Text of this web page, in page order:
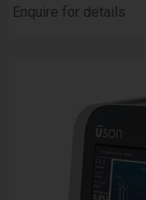
Enquire for details